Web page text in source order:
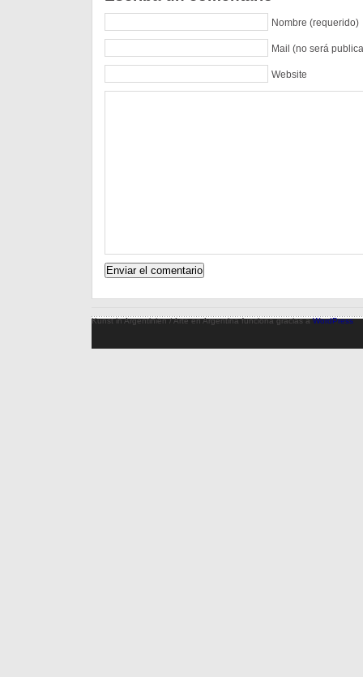
Nombre (requerido)
Mail (no será
Website
Kunst in Argentinien / Arte en Argentina funciona gracias aWordPress